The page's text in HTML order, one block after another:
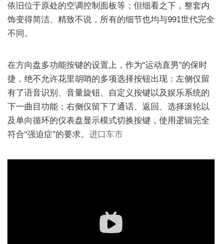
依旧位于原处的空调控制面板等；但细看之下，整套内
饰变得简洁、精致不说，所有的细节也均与991世代完全
不同。
在方向盘多功能按键的设置上，作为“运动直男”的保时
捷，绝不允许花里胡哨的多项选择按钮出现：左侧仅留
有了语音识别、音量旋钮、自定义按键以及娱乐系统的
下一曲目功能；右侧仅留下了通话、返回、选择滚轮以
及单向循环的仪表盘显示模式切换按键，使用逻辑完全
符合“强迫症”的要求。 进口车市